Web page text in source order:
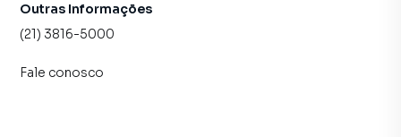
Outras Informações
(21) 3816-5000
Fale conosco